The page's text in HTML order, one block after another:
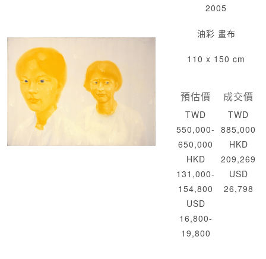
2005
油彩 畫布
110 x 150 cm
預估價
TWD
550,000-
650,000
HKD
131,000-
154,800
USD
16,800-
19,800
成交價
TWD
885,000
HKD
209,269
USD
26,798